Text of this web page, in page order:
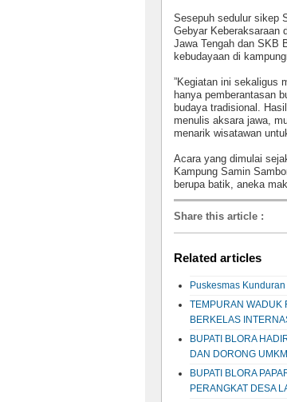
Sesepuh sedulur sikep
Gebyar Keberaksaraan
Jawa Tengah dan SKB
kebudayaan di
”Kegiatan ini sekaligus
hanya pemberantasan
budaya tradisional.
menulis aksara jawa,
menarik wisatawan
Acara yang dimulai
Kampung Samin
berupa batik, aneka
Share this article :
Related articles
Puskesmas
TEMPURAN WADUK
BERKELAS
BUPATI BLORA
DAN DORONG
BUPATI BLORA
PERANGKAT DESA